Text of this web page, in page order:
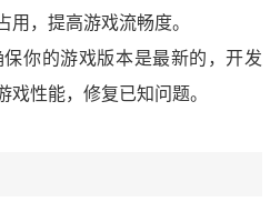
，提高游戏流畅度。
你的游戏版本是最新的，开发
性能，修复已知问题。